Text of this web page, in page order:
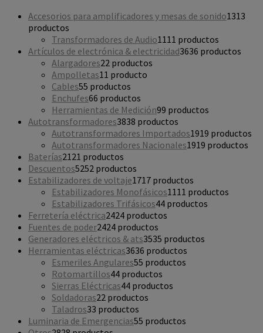
Accesorios para amplificadores y mesas de sonido1313
productos
Transformadores de Audio1111 productos
Artículos de electrónica & electricidad3636 productos
Alargadores22 productos
Ampolletas11 producto
Cables55 productos
Enchufes66 productos
Herramientas de Medición99 productos
Autotransformadores3838 productos
Autotransformadores Importados1919 productos
Autotransformadores Nacionales1919 productos
Baterías2121 productos
Descuentos5252 productos
Estabilizadores de voltaje1717 productos
Estabilizadores Monofásicos1111 productos
Estabilizadores Trifásicos44 productos
Ferretería eléctrica2424 productos
Fuentes de poder2424 productos
Generadores eléctricos & ats3535 productos
Herramientas eléctricas3636 productos
Esmeriles Angulares55 productos
Rotomartillos44 productos
Sierras Eléctricas44 productos
Soldadoras22 productos
Taladros33 productos
Luminaria de Emergencias55 productos